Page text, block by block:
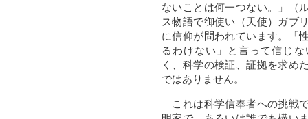
ないことは何一つない。」
ス物語で御使い（天使）ガブ
に信仰が問われています。「
るわけない」と言って信じ
く、科学の検証、証拠を求め
ではありません。
これは科学信奉者への挑戦